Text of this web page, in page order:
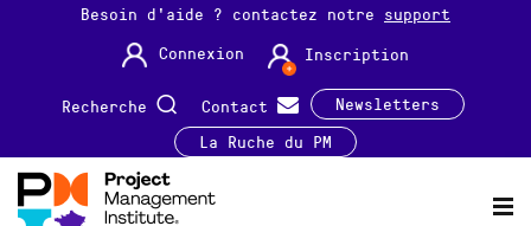
Besoin d'aide ? contactez notre support
Connexion
Inscription
Recherche Contact
Newsletters
La Ruche du PM